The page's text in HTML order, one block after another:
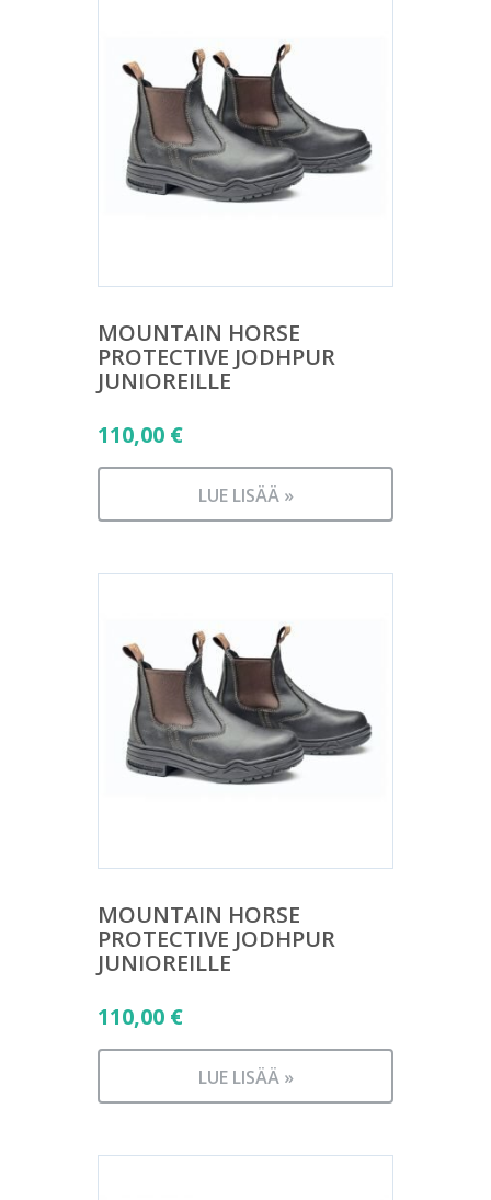
MOUNTAIN HORSE
PROTECTIVE JODHPUR
JUNIOREILLE
110,00 €
LUE LISÄÄ »
MOUNTAIN HORSE
PROTECTIVE JODHPUR
JUNIOREILLE
110,00 €
LUE LISÄÄ »